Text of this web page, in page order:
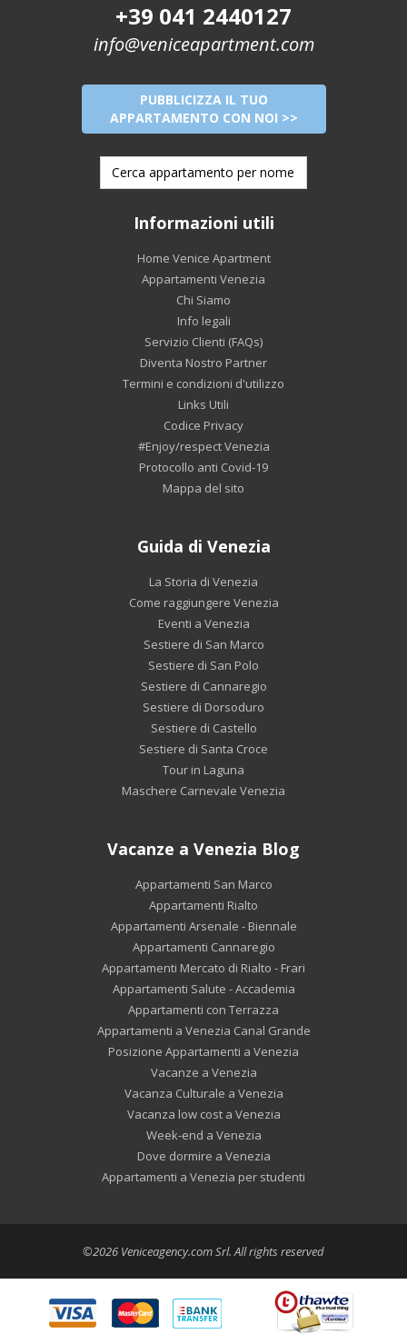
+39 041 2440127
info@veniceapartment.com
PUBBLICIZZA IL TUO
APPARTAMENTO CON NOI >>
Informazioni utili
Home Venice Apartment
Appartamenti Venezia
Chi Siamo
Info legali
Servizio Clienti (FAQs)
Diventa Nostro Partner
Termini e condizioni d'utilizzo
Links Utili
Codice Privacy
#Enjoy/respect Venezia
Protocollo anti Covid-19
Mappa del sito
Guida di Venezia
La Storia di Venezia
Come raggiungere Venezia
Eventi a Venezia
Sestiere di San Marco
Sestiere di San Polo
Sestiere di Cannaregio
Sestiere di Dorsoduro
Sestiere di Castello
Sestiere di Santa Croce
Tour in Laguna
Maschere Carnevale Venezia
Vacanze a Venezia Blog
Appartamenti San Marco
Appartamenti Rialto
Appartamenti Arsenale - Biennale
Appartamenti Cannaregio
Appartamenti Mercato di Rialto - Frari
Appartamenti Salute - Accademia
Appartamenti con Terrazza
Appartamenti a Venezia Canal Grande
Posizione Appartamenti a Venezia
Vacanze a Venezia
Vacanza Culturale a Venezia
Vacanza low cost a Venezia
Week-end a Venezia
Dove dormire a Venezia
Appartamenti a Venezia per studenti
©2026 Veniceagency.com Srl. All rights reserved